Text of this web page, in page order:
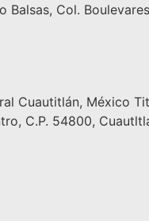
Col.
Cuautitlán, México
C.P. 54800,